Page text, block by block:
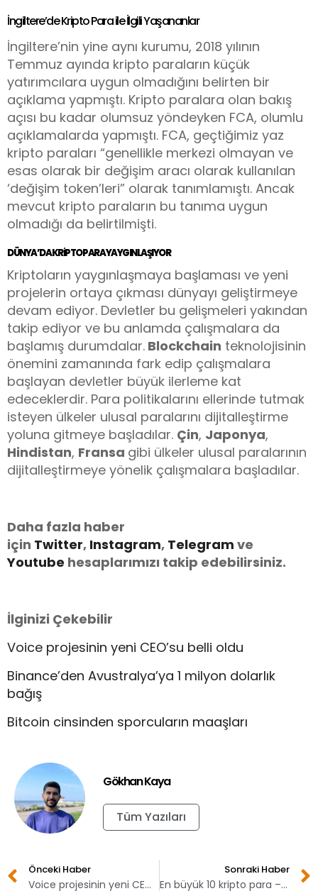
İngiltere’de Kripto Para ile İlgili Yaşananlar
İngiltere’nin yine aynı kurumu, 2018 yılının
Temmuz ayında kripto paraların küçük
yatırımcılara uygun olmadığını belirten bir
açıklama yapmıştı. Kripto paralara olan bakış
açısı bu kadar olumsuz yöndeyken FCA, olumlu
açıklamalarda yapmıştı. FCA, geçtiğimiz yaz
kripto paraları “genellikle merkezi olmayan ve
esas olarak bir değişim aracı olarak kullanılan
‘değişim token’leri” olarak tanımlamıştı. Ancak
mevcut kripto paraların bu tanıma uygun
olmadığı da belirtilmişti.
DÜNYA’DA KRIPTO PARA YAYGINLAŞIYOR
Kriptoların yaygınlaşmaya başlaması ve yeni
projelerin ortaya çıkması dünyayı geliştirmeye
devam ediyor. Devletler bu gelişmeleri yakından
takip ediyor ve bu anlamda çalışmalara da
başlamış durumdalar. Blockchain teknolojisinin
önemini zamanında fark edip çalışmalara
başlayan devletler büyük ilerleme kat
edeceklerdir. Para politikalarını ellerinde tutmak
isteyen ülkeler ulusal paralarını dijitalleştirme
yoluna gitmeye başladılar. Çin, Japonya,
Hindistan, Fransa gibi ülkeler ulusal paralarının
dijitalleştirmeye yönelik çalışmalara başladılar.
Daha fazla haber
için Twitter, Instagram, Telegram ve
Youtube hesaplarımızı takip edebilirsiniz.
İlginizi Çekebilir
Voice projesinin yeni CEO’su belli oldu
Binance’den Avustralya’ya 1 milyon dolarlık
bağış
Bitcoin cinsinden sporcuların maaşları
Gökhan Kaya
Tüm Yazıları
Önceki Haber
Voice projesinin yeni CEO’su belli oldu
Sonraki Haber
En büyük 10 kripto para – 12 Ocak 2020